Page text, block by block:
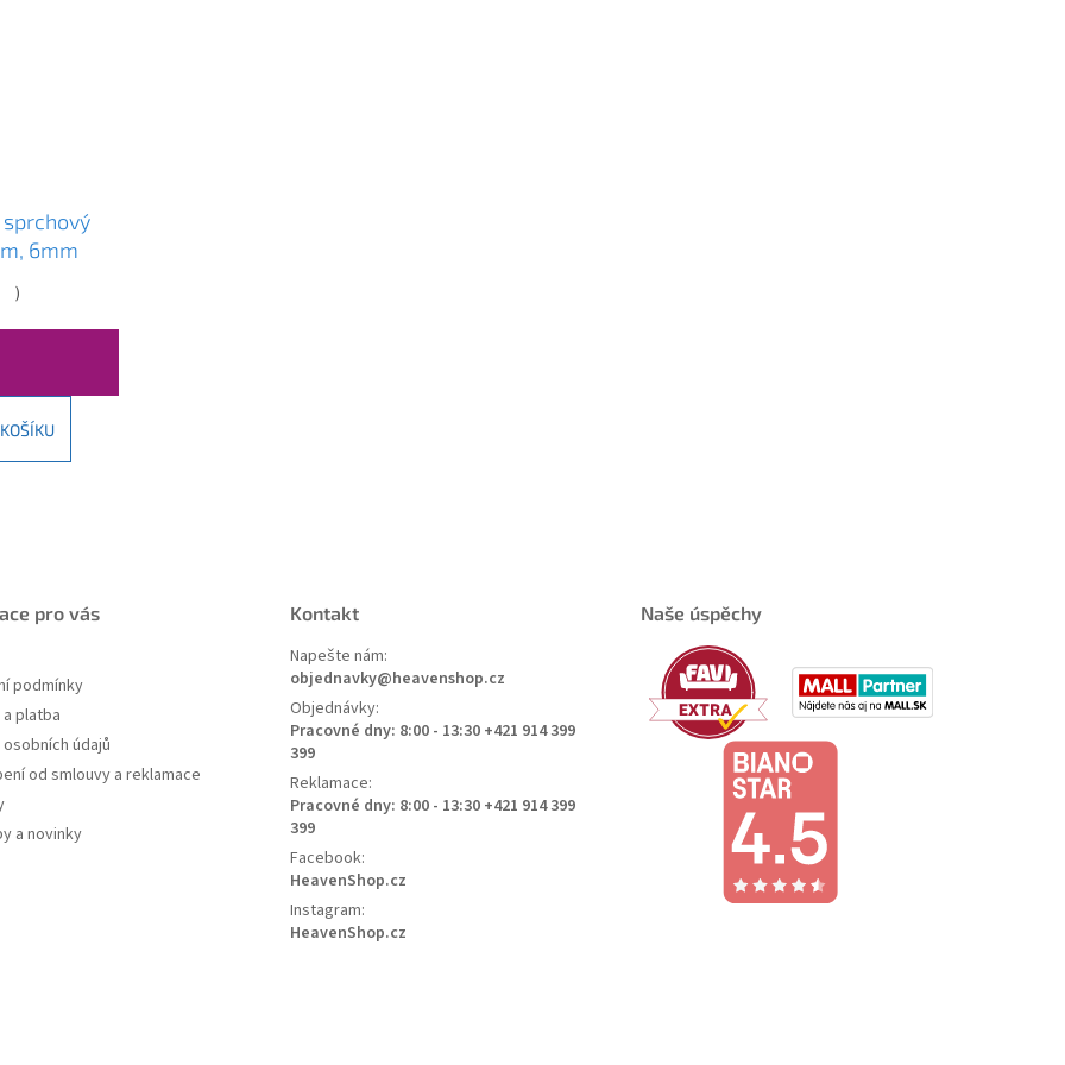
6mm
120-70-00
)
pro vás
podmínky
platba
údajů
od smlouvy a reklamace
a novinky
Kontakt
Napešte nám:
objednavky@heavenshop.cz
Objednávky:
Pracovné dny: 8:00 - 13:30 +421 914 399
399
Reklamace:
Pracovné dny: 8:00 - 13:30 +421 914 399
399
Facebook:
HeavenShop.cz
Instagram:
HeavenShop.cz
Naše úspěchy